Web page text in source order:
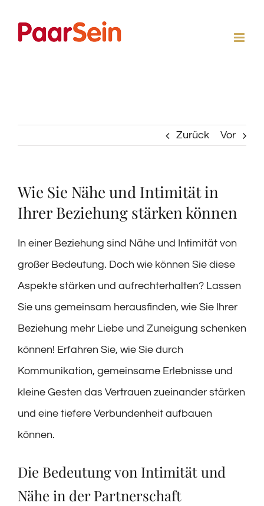
Inhalt
Zurück Vor
Wie Sie Nähe und Intimität in
Ihrer Beziehung stärken können
In einer Beziehung sind Nähe und Intimität von
großer Bedeutung. Doch wie können Sie diese
Aspekte stärken und aufrechterhalten? Lassen
Sie uns gemeinsam herausfinden, wie Sie Ihrer
Beziehung mehr Liebe und Zuneigung schenken
können! Erfahren Sie, wie Sie durch
Kommunikation, gemeinsame Erlebnisse und
kleine Gesten das Vertrauen zueinander stärken
und eine tiefere Verbundenheit aufbauen
können.
Die Bedeutung von Intimität und
Nähe in der Partnerschaft